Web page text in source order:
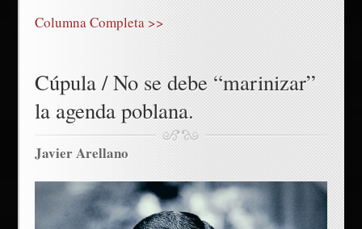
Columna Completa >>
Cúpula / No se debe “marinizar”
la agenda poblana.
Javier Arellano